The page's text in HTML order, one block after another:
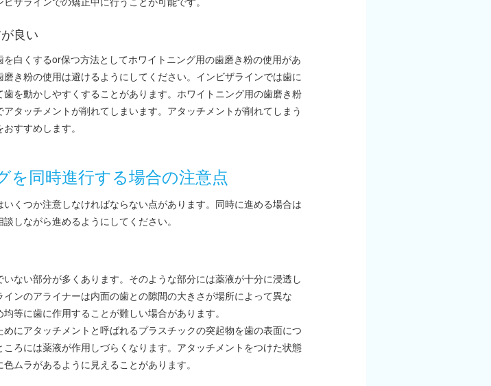
良い
白くするor保つ方法としてホワイトニング用の歯磨き粉の使用があ
き粉の使用は避けるようにしてください。インビザラインでは歯に
を動かしやすくすることがあります。ホワイトニング用の歯磨き粉
タッチメントが削れてしまいます。アタッチメントが削れてしまう
すすめします。
同時進行する場合の注意点
くつか注意しなければならない点があります。同時に進める場合は
しながら進めるようにしてください。
ない部分が多くあります。そのような部分には薬液が十分に浸透し
ンのアライナーは内面の歯との隙間の大きさが場所によって異な
等に歯に作用することが難しい場合があります。
にアタッチメントと呼ばれるプラスチックの突起物を歯の表面につ
ろには薬液が作用しづらくなります。アタッチメントをつけた状態
ムラがあるように見えることがあります。